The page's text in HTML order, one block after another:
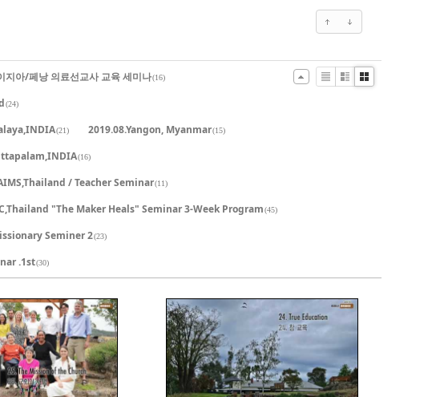
지아/페낭 의료선교사 교육 세미나(16)
(24)
(21) 2019.08.Yangon, Myanmar(15)
(16)
/ Teacher Seminar(11)
"The Maker Heals" Seminar 3-Week Program(45)
Seminer 2(23)
.1st(30)
ListZineGallery
518